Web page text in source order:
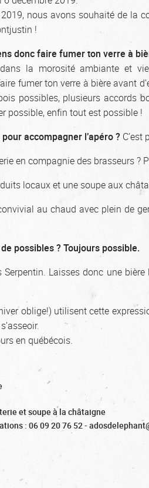
nous avons souhaité de la
!
donc faire fumer ton verre à
la morosité ambiante et
fumer ton verre à bière avant
possibles, plusieurs accords
possible, enfin tout est possible !
accompagner l’apéro ? C’est
en compagnie des brasseurs ?
locaux et une soupe aux
au chaud avec plein de
possibles ? Toujours possible.
Serpentin. Laisses donc une
oblige!) utilisent cette
en québécois.
et soupe à la châtaigne
: 06 09 20 76 52 -